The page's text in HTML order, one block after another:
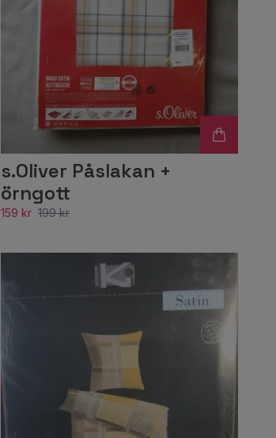
s.Oliver Påslakan +
örngott
159 kr 199 kr